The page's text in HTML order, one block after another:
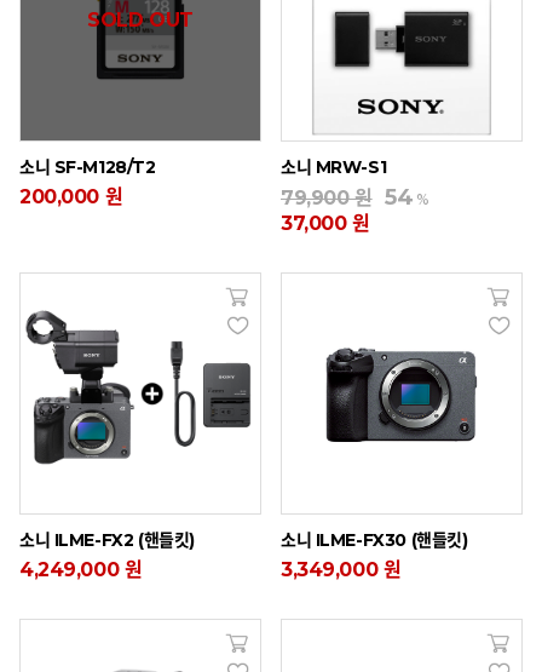
SOLD OUT
소니 SF-M128/T2
200,000 원
소니 MRW-S1
79,900 원 54 %
37,000 원
소니 ILME-FX2 (핸들킷)
4,249,000 원
소니 ILME-FX30 (핸들킷)
3,349,000 원